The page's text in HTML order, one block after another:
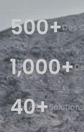
500+Des
1,000+
40+